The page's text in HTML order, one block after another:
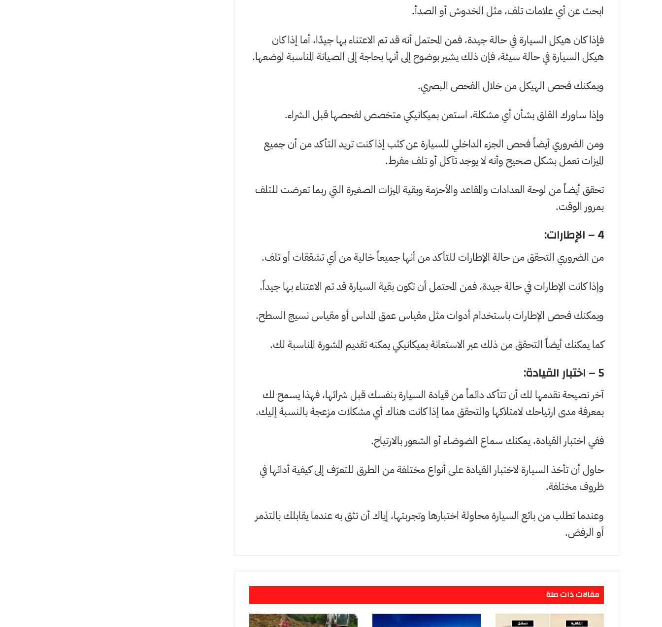
ابحث عن أي علامات تلف، مثل الخدوش أو الصدأ.
فإذا كان هيكل السيارة في حالة جيدة، فمن المحتمل أنه قد تم الاعتناء بها جيدًا، أما إذا كان
هيكل السيارة في حالة سيئة، فإن ذلك يشير بوضوح إلى أنها بحاجة إلى الصيانة المناسبة لوضعها.
ويمكنك فحص الهيكل من خلال الفحص البصري.
وإذا ساورك القلق بشأن أي مشكلة، استعن بميكانيكي متخصص لفحصها قبل الشراء.
ومن الضروري أيضاً فحص الجزء الداخلي للسيارة عن كثب إذا كنت تريد التأكد من أن جميع
الميزات تعمل بشكل صحيح وأنه لا يوجد تآكل أو تلف مفرط.
تحقق أيضاً من لوحة العدادات والمقاعد والأحزمة وبقية الميزات الصغيرة التي ربما تعرضت للتلف
بمرور الوقت.
4 – الإطارات:
من الضروري التحقق من حالة الإطارات للتأكد من أنها جميعاً خالية من أي تشققات أو تلف.
وإذا كانت الإطارات في حالة جيدة، فمن المحتمل أن تكون بقية السيارة قد تم الاعتناء بها جيداً.
ويمكنك فحص الإطارات باستخدام أدوات مثل مقياس عمق المداس أو مقياس نسيج السطح.
كما يمكنك أيضاً التحقق من ذلك عبر الاستعانة بميكانيكي يمكنه تقديم المشورة المناسبة لك.
5 – اختبار القيادة:
آخر نصيحة نقدمها لك أن تتأكد دائماً من قيادة السيارة بنفسك قبل شرائها، فهذا يسمح لك
بمعرفة مدى ارتياحك لامتلاكها والتحقق مما إذا كانت هناك أي مشكلات مزعجة بالنسبة إليك.
ففي اختبار القيادة، يمكنك سماع الضوضاء أو الشعور بالارتياح.
حاول أن تأخذ السيارة لاختبار القيادة على أنواع مختلفة من الطرق للتعرّف إلى كيفية أدائها في
ظروف مختلفة.
وعندما تطلب من بائع السيارة محاولة اختبارها وتجربتها، إياك أن تثق به عندما يقابلك بالتذمر
أو الرفض.
مقالات ذات صلة